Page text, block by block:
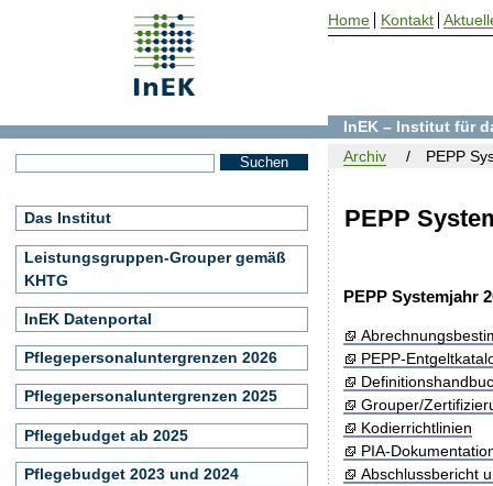
PEPP
PEPP Systemjahr
PEPP-
Grouper/
Kodierrichtlinien
PIA-
Abschlussbericht
InEK – Institut für
Archiv
PEPP
Das Institut
Leistungsgruppen-Grouper gemäß
KHTG
InEK Datenportal
Pflegepersonaluntergrenzen 2026
Pflegepersonaluntergrenzen 2025
Pflegebudget ab 2025
Pflegebudget 2023 und 2024
Home Kontakt